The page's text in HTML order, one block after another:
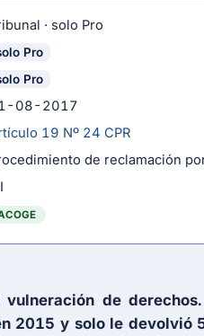
· solo Pro
Pro
Pro
08-2017
19 Nº 24 CPR
de reclamación
de
2015 y solo le devolvió